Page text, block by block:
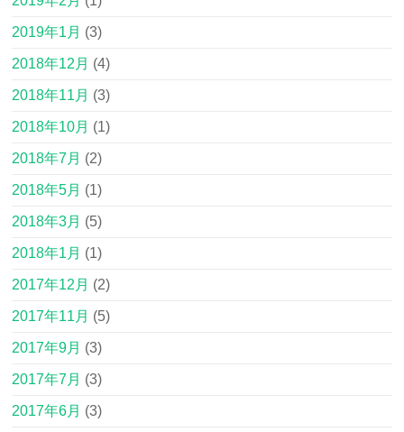
2019年1月 (3)
2018年12月 (4)
2018年11月 (3)
2018年10月 (1)
2018年7月 (2)
2018年5月 (1)
2018年3月 (5)
2018年1月 (1)
2017年12月 (2)
2017年11月 (5)
2017年9月 (3)
2017年7月 (3)
2017年6月 (3)